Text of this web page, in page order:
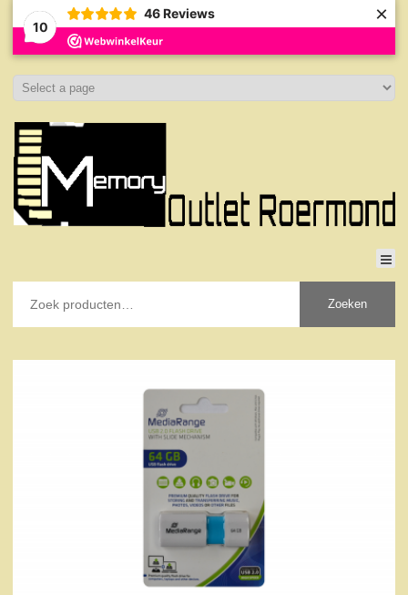
10
46 Reviews ×
Zoeken